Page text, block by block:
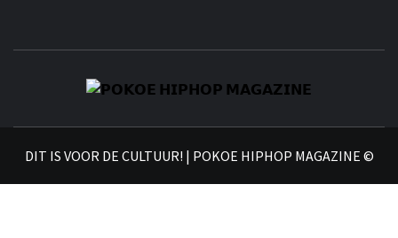
DIT IS VOOR DE CULTUUR! | POKOE HIPHOP MAGAZINE ©